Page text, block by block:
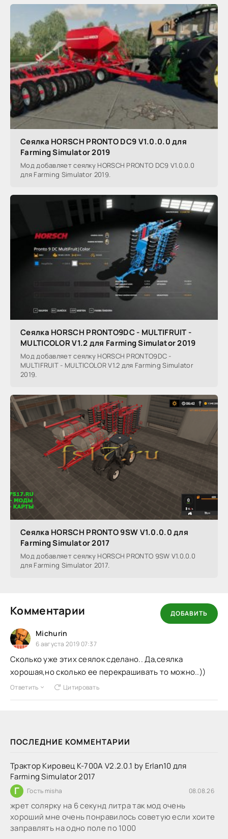
ПОСЛЕДНИЕ КОММЕНТАРИИ
Трактор Кировец К-700А V2.2.0.1 by Erlan10 для
Farming Simulator 2017
Г Гость misha 08.08.26
жрет солярку на 6 секунд литра так мод очень
хороший мне очень понравилось советую если хоите
заправлять на одно поле по 1000
Сеялка HORSCH PRONTO DC9 V1.0.0.0 для
Farming Simulator 2019
Мод добавляет сеялку HORSCH PRONTO DC9 V1.0.0.0
для Farming Simulator 2019.
Сеялка HORSCH PRONTO9DC - MULTIFRUIT -
MULTICOLOR V1.2 для Farming Simulator 2019
Мод добавляет сеялку HORSCH PRONTO9DC -
MULTIFRUIT - MULTICOLOR V1.2 для Farming Simulator
2019.
Сеялка HORSCH PRONTO 9SW V1.0.0.0 для
Farming Simulator 2017
Мод добавляет сеялку HORSCH PRONTO 9SW V1.0.0.0
для Farming Simulator 2017.
Комментарии ДОБАВИТЬ
Michurin
6 августа 2019 07:37
Сколько уже этих сеялок сделано.. Да,сеялка
хорошая,но сколько ее перекрашивать то можно..))
Ответить Цитировать